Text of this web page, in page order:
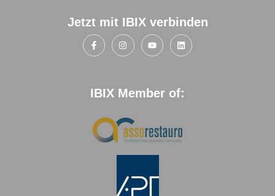
Jetzt mit IBIX verbinden
IBIX Member of: